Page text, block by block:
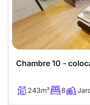
Chambre 10 -
243m² 8